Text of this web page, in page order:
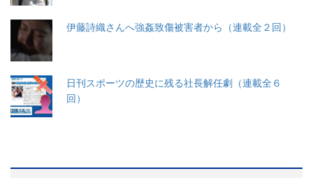
伊藤詩織さんへ強姦致傷被害者から（連載全２回）
日刊スポーツの歴史に残る社長解任劇（連載全６
回）